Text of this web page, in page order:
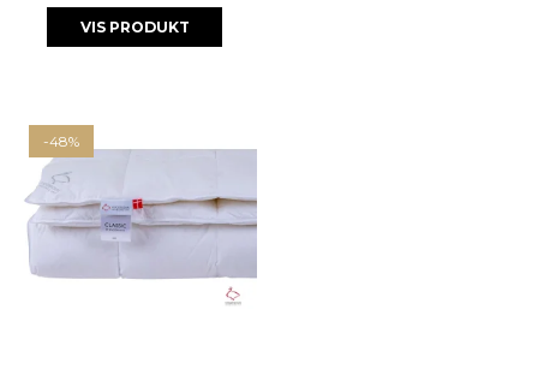
VIS PRODUKT
-48%